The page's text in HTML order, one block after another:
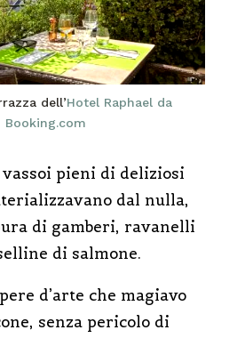
dell’Hotel Raphael da
Booking.com
pieni di deliziosi
dal nulla,
di gamberi, ravanelli
di salmone.
d’arte che magiavo
senza pericolo di